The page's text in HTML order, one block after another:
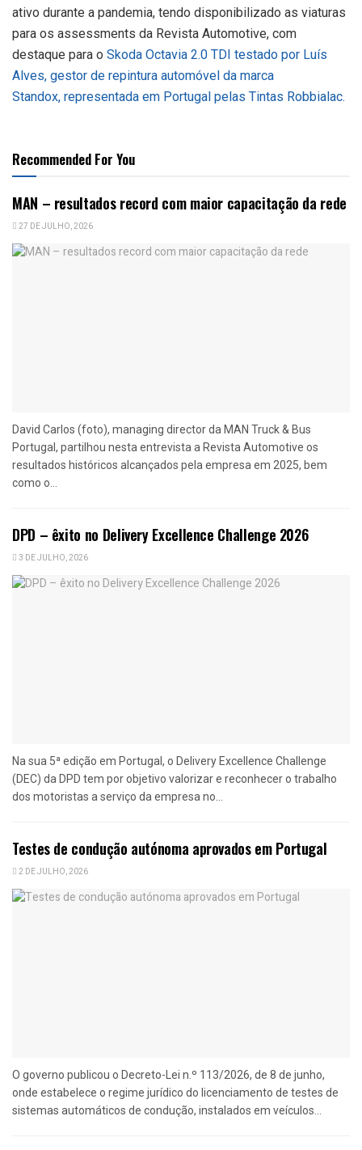
ativo durante a pandemia, tendo disponibilizado as viaturas
para os assessments da Revista Automotive, com
destaque para o Skoda Octavia 2.0 TDI testado por Luís
Alves, gestor de repintura automóvel da marca
Standox, representada em Portugal pelas Tintas Robbialac.
Recommended For You
MAN – resultados record com maior capacitação da rede
27 DE JULHO, 2026
David Carlos (foto), managing director da MAN Truck & Bus
Portugal, partilhou nesta entrevista a Revista Automotive os
resultados históricos alcançados pela empresa em 2025, bem
como o...
DPD – êxito no Delivery Excellence Challenge 2026
3 DE JULHO, 2026
Na sua 5ª edição em Portugal, o Delivery Excellence Challenge
(DEC) da DPD tem por objetivo valorizar e reconhecer o trabalho
dos motoristas a serviço da empresa no...
Testes de condução autónoma aprovados em Portugal
2 DE JULHO, 2026
O governo publicou o Decreto-Lei n.º 113/2026, de 8 de junho,
onde estabelece o regime jurídico do licenciamento de testes de
sistemas automáticos de condução, instalados em veículos...